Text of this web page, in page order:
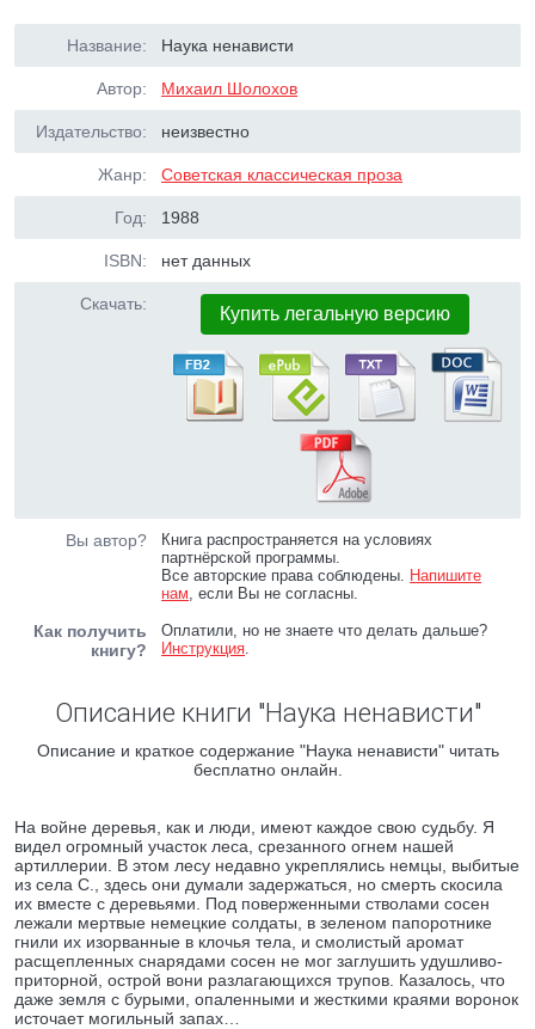
Название: Наука ненависти
Автор: Михаил Шолохов
Издательство: неизвестно
Жанр: Советская классическая проза
Год: 1988
ISBN: нет данных
Скачать: Купить легальную версию
Вы автор?
Книга распространяется на условиях
партнёрской программы.
Все авторские права соблюдены. Напишите
нам, если Вы не согласны.
Как получить
книгу?
Оплатили, но не знаете что делать дальше?
Инструкция.
Описание книги "Наука ненависти"
Описание и краткое содержание "Наука ненависти" читать
бесплатно онлайн.
На войне деревья, как и люди, имеют каждое свою судьбу. Я
видел огромный участок леса, срезанного огнем нашей
артиллерии. В этом лесу недавно укреплялись немцы, выбитые
из села С., здесь они думали задержаться, но смерть скосила
их вместе с деревьями. Под поверженными стволами сосен
лежали мертвые немецкие солдаты, в зеленом папоротнике
гнили их изорванные в клочья тела, и смолистый аромат
расщепленных снарядами сосен не мог заглушить удушливо-
приторной, острой вони разлагающихся трупов. Казалось, что
даже земля с бурыми, опаленными и жесткими краями воронок
источает могильный запах…